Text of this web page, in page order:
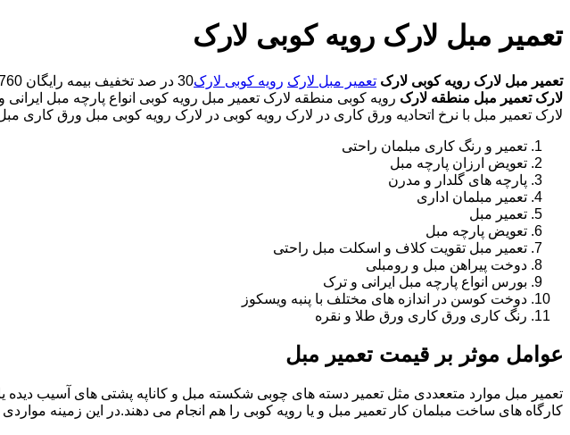
تعمیر مبل لارک رویه کوبی لارک
تعمیر مبل لارک رویه کوبی لارک تعمیر مبل لارک رویه کوبی لارک30 در صد تخفیف بیمه رایگان 09193609760-آقای امین شفیعخانی شبانه روزی کارگران مجرب تعمیر مبل محدوده لارک
لارک تعمیر مبل منطقه لارک رویه کوبی منطقه لارک تعمیر مبل رویه کوبی انواع پارچه مبل
لارک تعمیر مبل با نرخ اتحادیه ورق کاری در لارک رویه کوبی در لارک رویه کوبی مبل ورق کاری
تعمیر و رنگ کاری مبلمان راحتی
تعویض ارزان پارچه مبل
پارچه های گلدار و مدرن
تعمیر مبلمان اداری
تعمیر مبل
تعویض پارچه مبل
تعمیر مبل تقویت کلاف و اسکلت مبل راحتی
دوخت پیراهن مبل و رومبلی
بورس انواع پارچه مبل ایرانی و ترک
دوخت کوسن در اندازه های مختلف با پنبه ویسکوز
رنگ کاری ورق کاری ورق طلا و نقره
عوامل موثر بر قیمت تعمیر مبل
تعمیر مبل موارد متععددی مثل تعمیر دسته های چوبی شکسته مبل و کاناپه پشتی های آسیب
کارگاه های ساخت مبلمان کار تعمیر مبل و یا رویه کوبی را هم انجام می دهند.در این زمینه